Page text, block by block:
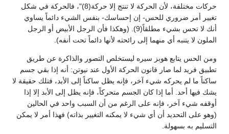
حركات مختلفة، لأن الحركة لا تنتج إلا حركة(8)"، فالحركة في شكل
تغيير أمر ضروري للحس- إن إحساسك- بنفس الشيء دائماً يساوي
أنك لا تحس بشيء مطلقاً(9). (وهكذا فأن الرجل الأبيض أو الرجل
الملون لا يتنبه أي منهما إلى رائحته لأنها دائماً تحت أنفه).
ومن الحس يتابع هوبز سيره ليستخلص التصور والذاكرة عن طريق
تطبيق فريد لما صار قانون الحركة الأول عند نيوتن: أنه إذا بقي جسم
ساكناً ما لم يحركه شيء آخر، فإنه يظل ساكناً إلى الأبد، فتلك حقيقة لا
يشك فيها أحد. أما إذا كان الجسم متحركاً، فإنه يظل إلى الأبد إلا إذا
أوقفه شيء آخر، فإنه على الرغم من أن السبب واحد في الحالين
(وهو على التحديد أن أي شيء لا يمكنه التغيير بذاته) فهذا أمر لا يمكن
التسليم به بسهولة.